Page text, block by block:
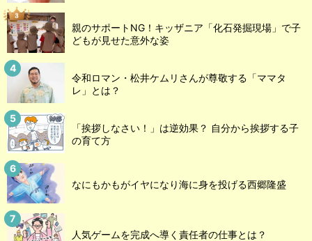
親のサポートNG！キッザニア「化石発掘現場」で子
どもが見せた意外な姿
令和ロマン・松井ケムリさんが尊敬する「ママタ
レ」とは？
「挨拶しなさい！」は逆効果？ 自分から挨拶する子
の育て方
なにもかもがイヤになり海に身を投げる西郷隆盛
人気ゲームを完成へ導く責任者の仕事とは？